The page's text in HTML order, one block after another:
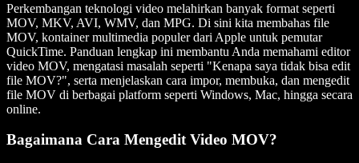
Perkembangan teknologi video melahirkan banyak format seperti
MOV, MKV, AVI, WMV, dan MPG. Di sini kita membahas file
MOV, kontainer multimedia populer dari Apple untuk pemutar
QuickTime. Panduan lengkap ini membantu Anda memahami editor
video MOV, mengatasi masalah seperti "Kenapa saya tidak bisa edit
file MOV?", serta menjelaskan cara impor, membuka, dan mengedit
file MOV di berbagai platform seperti Windows, Mac, hingga secara
online.
Bagaimana Cara Mengedit Video MOV?